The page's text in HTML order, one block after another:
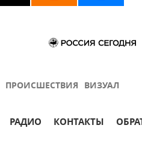
ПРОИСШЕСТВИЯ ВИЗУАЛ
РАДИО КОНТАКТЫ